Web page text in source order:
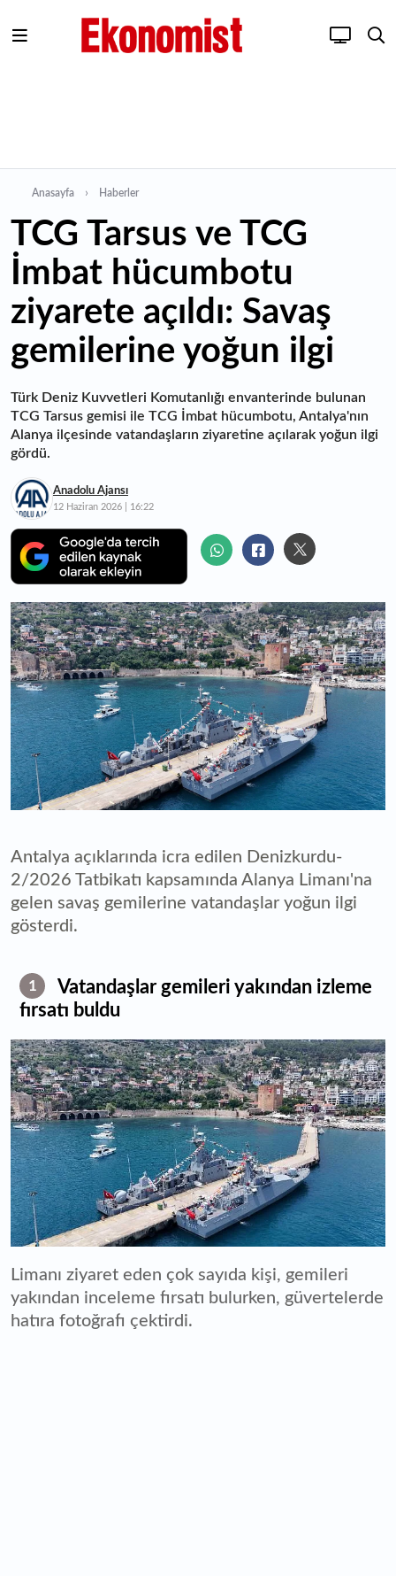
Anasayfa Haberler
TCG Tarsus ve TCG
İmbat hücumbotu
ziyarete açıldı: Savaş
gemilerine yoğun ilgi
Türk Deniz Kuvvetleri Komutanlığı envanterinde bulunan
TCG Tarsus gemisi ile TCG İmbat hücumbotu, Antalya'nın
Alanya ilçesinde vatandaşların ziyaretine açılarak yoğun ilgi
gördü.
Anadolu Ajansı
12 Haziran 2026 | 16:22
Antalya açıklarında icra edilen Denizkurdu-
2/2026 Tatbikatı kapsamında Alanya Limanı'na
gelen savaş gemilerine vatandaşlar yoğun ilgi
gösterdi.
1
Vatandaşlar gemileri yakından izleme
fırsatı buldu
Limanı ziyaret eden çok sayıda kişi, gemileri
yakından inceleme fırsatı bulurken, güvertelerde
hatıra fotoğrafı çektirdi.